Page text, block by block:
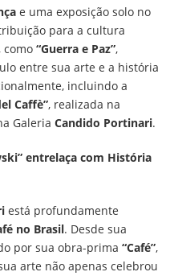
e uma exposição solo no
para a cultura
“Guerra e Paz”,
entre sua arte e a história
incluindo a
Caffè”, realizada na
Galeria Candido Portinari.
entrelaça com História
está profundamente
no Brasil. Desde sua
por sua obra-prima “Café”,
arte não apenas celebrou